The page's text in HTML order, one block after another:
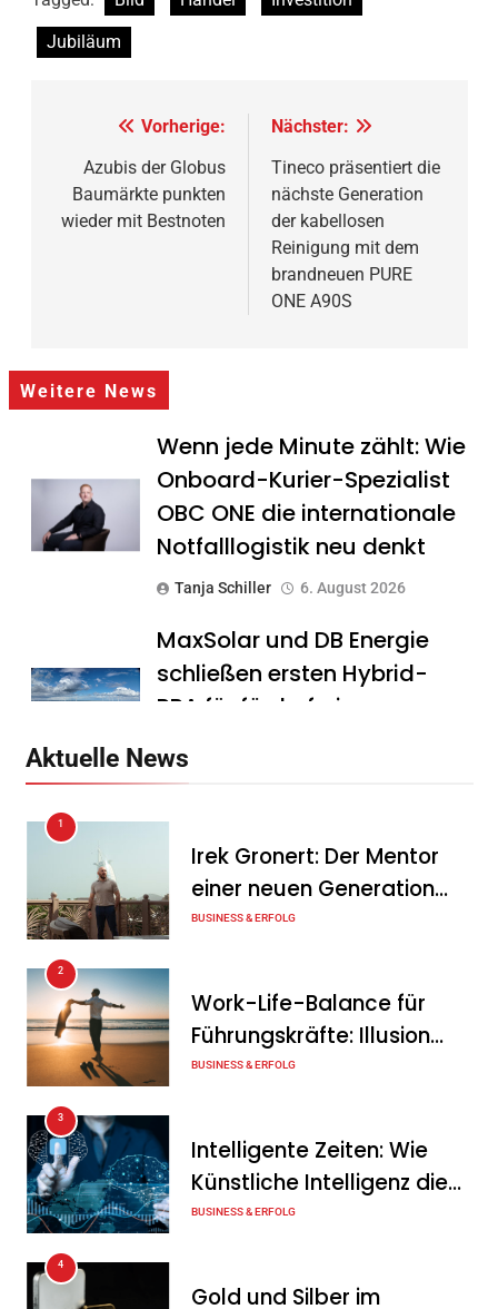
Jubiläum
Beitragsnavigation
Vorherige:
Azubis der Globus
Baumärkte punkten
wieder mit Bestnoten
Nächster:
Tineco präsentiert die
nächste Generation
der kabellosen
Reinigung mit dem
brandneuen PURE
ONE A90S
Weitere News
Wenn jede Minute zählt: Wie
Onboard-Kurier-Spezialist
OBC ONE die internationale
Notfalllogistik neu denkt
Tanja Schiller 6. August 2026
MaxSolar und DB Energie
schließen ersten Hybrid-
PPA für förderfreie
Tanja Schiller
Geschäftsverlauf im
zweiten Quartal
Intersolar-Trend 2026:
Warum Batteriespeicher
zum wichtigsten Baustein
der Energiewende werden
Aktuelle News
1
Irek Gronert: Der Mentor
einer neuen Generation
von Unternehmern
BUSINESS & ERFOLG
2
Work-Life-Balance für
Führungskräfte: Illusion
oder echte Chance?
BUSINESS & ERFOLG
3
Intelligente Zeiten: Wie
Künstliche Intelligenz die
Geschäftswelt verändert
BUSINESS & ERFOLG
4
Gold und Silber im